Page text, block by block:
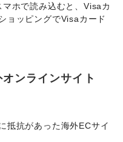
ホで読み込むと、Visaカ
ョッピングでVisaカード
ンラインサイト
抵抗があった海外ECサイ